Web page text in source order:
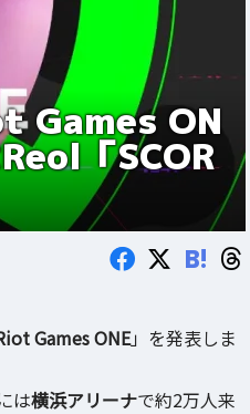
Games ON
「SCOR
B!
Games ONE」を発表しま
は横浜アリーナで約2万人来